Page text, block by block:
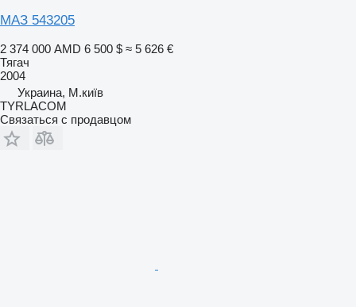
МАЗ 543205
2 374 000 AMD 6 500 $ ≈ 5 626 €
Тягач
2004
Украина, М.київ
TYRLACOM
Связаться с продавцом